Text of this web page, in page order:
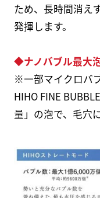
ため、長時間消え
発揮します。
◆ナノバブル最大
※一部マイクロバ
HIHO FINE
量」の泡で、毛穴